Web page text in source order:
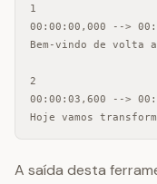
1
00:00:00,000 -->
Bem-vindo de volta
2
00:00:03,600 -->
Hoje vamos
A saída desta